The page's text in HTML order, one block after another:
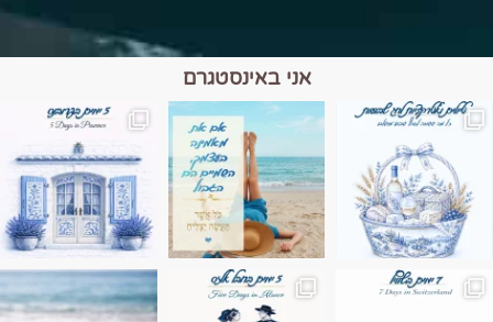
אני באינסטגרם
הם הגבול 💙🩵
בחבל אלזס צרפת
בחופשה שבו הכל נהיה פשוט יותר. החול, הי